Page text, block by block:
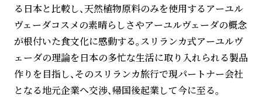
る日本と比較し、天然植物原料のみを使用するアーユル
ヴェーダコスメの素晴らしさやアーユルヴェーダの概念
が根付いた食文化に感動する。スリランカ式アーユルヴ
ェーダの理論を日本の多忙な生活に取り入れられる製品
作りを目指し、そのスリランカ旅行で現パートナー会社
となる地元企業へ交渉、帰国後起業して今に至る。